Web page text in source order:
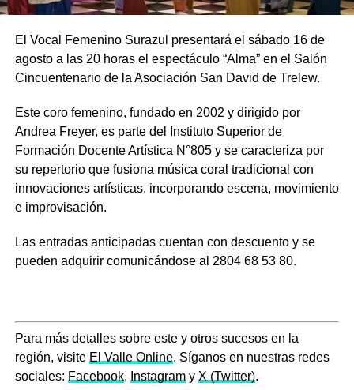
El Vocal Femenino Surazul presentará el sábado 16 de
agosto a las 20 horas el espectáculo “Alma” en el Salón
Cincuentenario de la Asociación San David de Trelew.
Este coro femenino, fundado en 2002 y dirigido por
Andrea Freyer, es parte del Instituto Superior de
Formación Docente Artística N°805 y se caracteriza por
su repertorio que fusiona música coral tradicional con
innovaciones artísticas, incorporando escena, movimiento
e improvisación.
Las entradas anticipadas cuentan con descuento y se
pueden adquirir comunicándose al 2804 68 53 80.
Para más detalles sobre este y otros sucesos en la
región, visite El Valle Online. Síganos en nuestras redes
sociales: Facebook, Instagramy X (Twitter).